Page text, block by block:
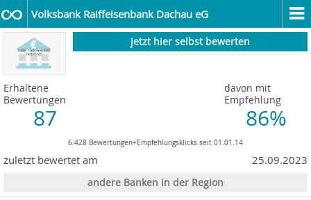
Volksbank Raiffeisenbank Dachau eG
jetzt hier selbst bewerten
Erhaltene
Bewertungen
87
davon mit
Empfehlung
86%
6.428 Bewertungen+Empfehlungsklicks seit 01.01.14
zuletzt bewertet am 25.09.2023
andere Banken in der Region